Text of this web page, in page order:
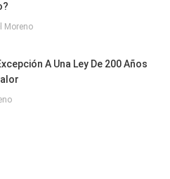
Moreno
A Una Ley De 200 Años